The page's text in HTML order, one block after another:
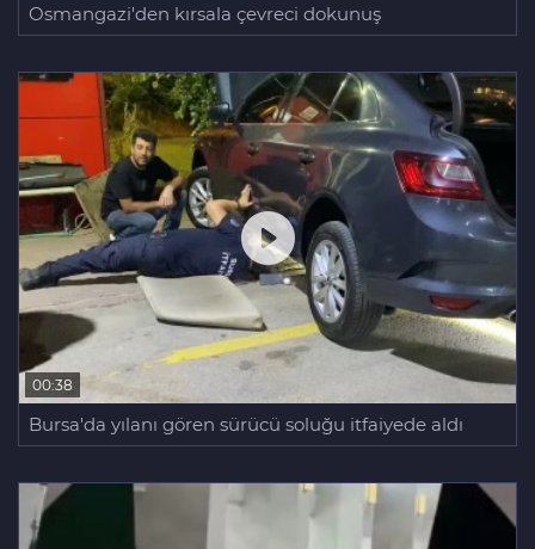
Osmangazi'den kırsala çevreci dokunuş
00:38
Bursa'da yılanı gören sürücü soluğu itfaiyede aldı